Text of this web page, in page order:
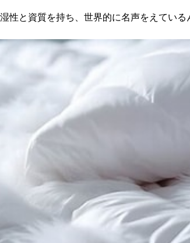
性と資質を持ち、世界的に名声をえている